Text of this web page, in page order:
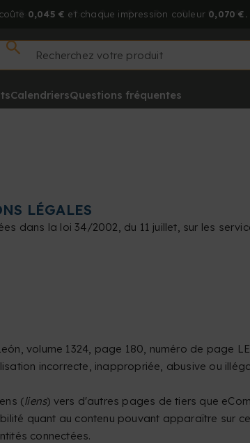
0,045 € et chaque impression couleur 0,070 €.
CalendriersQuestions fréquentes
LÉGALES
dans la loi 34/2002, du 11 juillet, sur les
volume 1324, page 180, numéro de page
incorrecte, inappropriée, abusive ou
(liens) vers d'autres pages de tiers que
quant au contenu pouvant apparaître sur
connectées.